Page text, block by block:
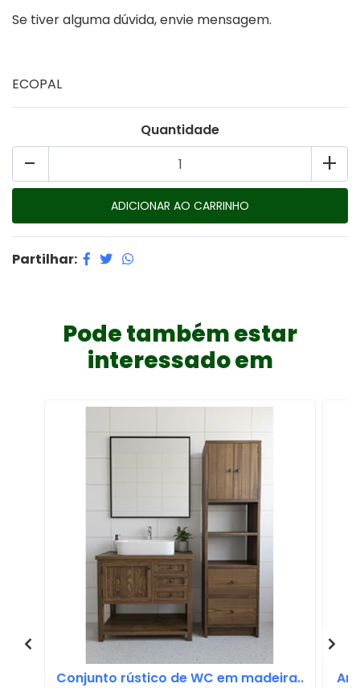
Se tiver alguma dúvida, envie mensagem.
ECOPAL
Quantidade
+
-
Partilhar:
Pode também estar
interessado em
Conjunto rústico de WC em madeira..